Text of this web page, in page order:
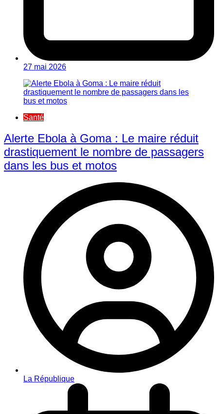
27 mai 2026
Santé
Alerte Ebola à Goma : Le maire réduit
drastiquement le nombre de passagers
dans les bus et motos
La République